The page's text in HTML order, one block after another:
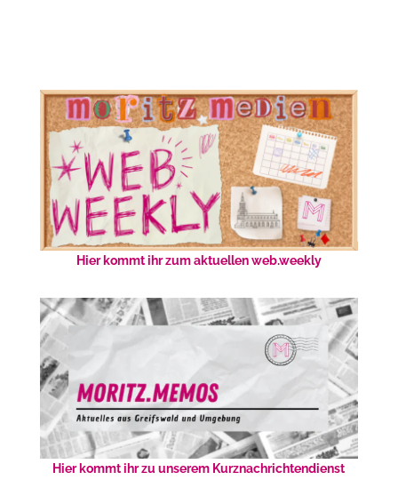
Hier kommt ihr zum aktuellen web.weekly
Hier kommt ihr zu unserem Kurznachrichtendienst